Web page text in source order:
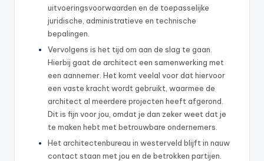
uitvoeringsvoorwaarden en de toepasselijke
juridische, administratieve en technische
bepalingen.
Vervolgens is het tijd om aan de slag te gaan.
Hierbij gaat de architect een samenwerking met
een aannemer. Het komt veelal voor dat hiervoor
een vaste kracht wordt gebruikt, waarmee de
architect al meerdere projecten heeft afgerond.
Dit is fijn voor jou, omdat je dan zeker weet dat je
te maken hebt met betrouwbare ondernemers.
Het architectenbureau in westerveld blijft in nauw
contact staan met jou en de betrokken partijen.